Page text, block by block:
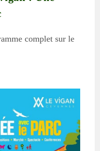
complet sur le